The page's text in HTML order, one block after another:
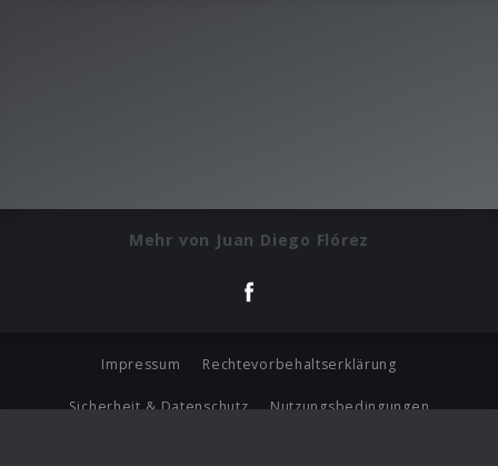
Mehr von Juan Diego Flórez
Impressum Rechtevorbehaltserklärung
Sicherheit & Datenschutz Nutzungsbedingungen